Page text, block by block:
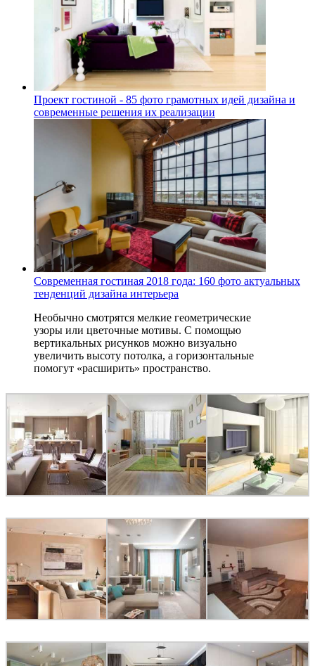
Проект гостиной - 85 фото грамотных идей дизайна и
современные решения их реализации
Современная гостиная 2018 года: 160 фото актуальных
тенденций дизайна интерьера
Необычно смотрятся мелкие геометрические
узоры или цветочные мотивы. С помощью
вертикальных рисунков можно визуально
увеличить высоту потолка, а горизонтальные
помогут «расширить» пространство.